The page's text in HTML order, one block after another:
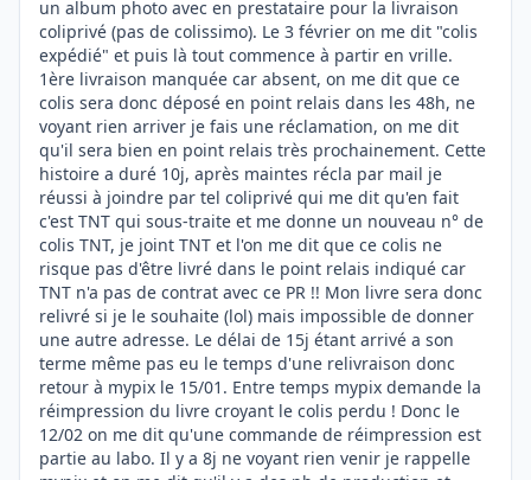
un album photo avec en prestataire pour la livraison
coliprivé (pas de colissimo). Le 3 février on me dit "colis
expédié" et puis là tout commence à partir en vrille.
1ère livraison manquée car absent, on me dit que ce
colis sera donc déposé en point relais dans les 48h, ne
voyant rien arriver je fais une réclamation, on me dit
qu'il sera bien en point relais très prochainement. Cette
histoire a duré 10j, après maintes récla par mail je
réussi à joindre par tel coliprivé qui me dit qu'en fait
c'est TNT qui sous-traite et me donne un nouveau n° de
colis TNT, je joint TNT et l'on me dit que ce colis ne
risque pas d'être livré dans le point relais indiqué car
TNT n'a pas de contrat avec ce PR !! Mon livre sera donc
relivré si je le souhaite (lol) mais impossible de donner
une autre adresse. Le délai de 15j étant arrivé a son
terme même pas eu le temps d'une relivraison donc
retour à mypix le 15/01. Entre temps mypix demande la
réimpression du livre croyant le colis perdu ! Donc le
12/02 on me dit qu'une commande de réimpression est
partie au labo. Il y a 8j ne voyant rien venir je rappelle